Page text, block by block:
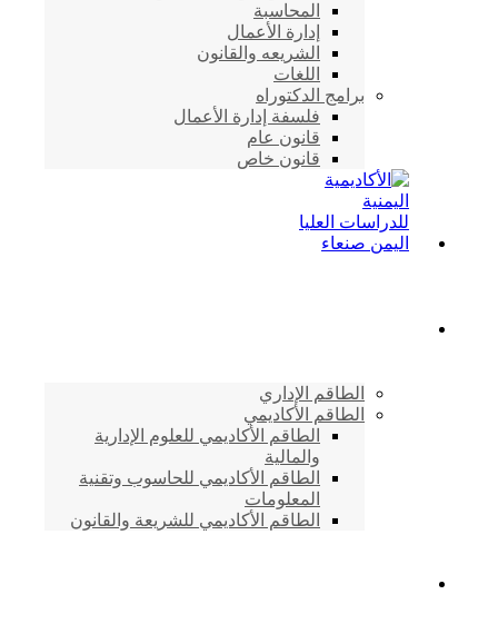
المحاسبة
إدارة الأعمال
الشريعه والقانون
برامج الدكتوراه
فلسفة إدارة الأعمال
قانون عام
قانون خاص
الطاقم الأكاديمي
الطاقم الإداري
الطاقم الأكاديمي
الطاقم الأكاديمي للعلوم الإدارية
الطاقم الأكاديمي للحاسوب وتقنية
المعلومات
الطاقم الأكاديمي للشريعة والقانون
دراسات وابحاث